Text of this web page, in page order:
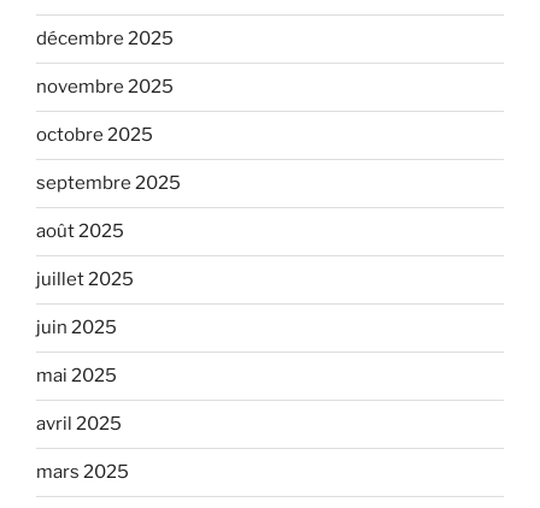
décembre 2025
novembre 2025
octobre 2025
septembre 2025
août 2025
juillet 2025
juin 2025
mai 2025
avril 2025
mars 2025